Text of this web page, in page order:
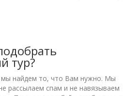
тур?
мы найдем то, что Вам нужно. Мы
рассылаем спам и не навязываем